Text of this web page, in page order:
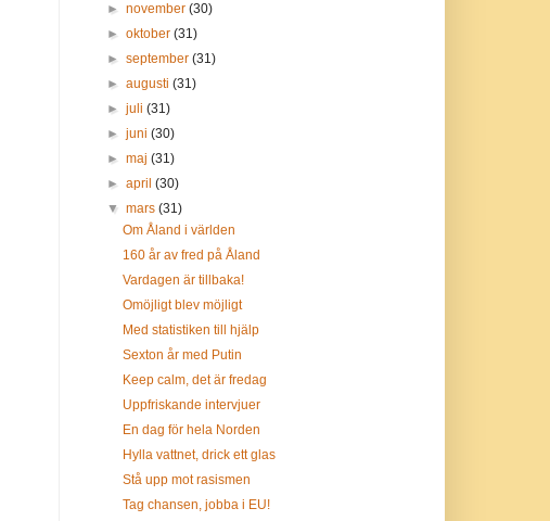
► november (30)
► oktober (31)
► september (31)
► augusti (31)
► juli (31)
► juni (30)
► maj (31)
► april (30)
▼ mars (31)
Om Åland i världen
160 år av fred på Åland
Vardagen är tillbaka!
Omöjligt blev möjligt
Med statistiken till hjälp
Sexton år med Putin
Keep calm, det är fredag
Uppfriskande intervjuer
En dag för hela Norden
Hylla vattnet, drick ett glas
Stå upp mot rasismen
Tag chansen, jobba i EU!